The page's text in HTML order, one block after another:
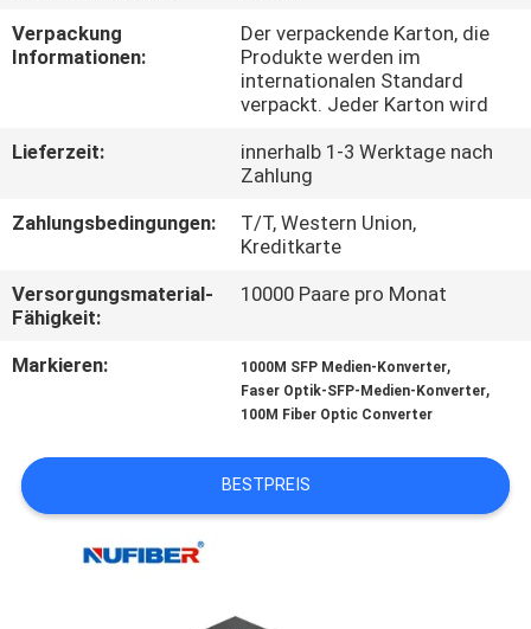
QUALITÄTSKONTROLLE
SIE
UNS
VERBINDUNG
NACHRICHTEN
FORDERN
SIE
ZITAT
Verpackung
Informationen:
Der verpackende Karton, die
Produkte werden im
internationalen Standard
verpackt. Jeder Karton wird
Lieferzeit:
innerhalb 1-3 Werktage nach
Zahlung
Zahlungsbedingungen:
T/T, Western Union,
Kreditkarte
Versorgungsmaterial-
Fähigkeit:
10000 Paare pro Monat
Markieren: 1000M SFP Medien-Konverter,
Faser Optik-SFP-Medien-Konverter,
100M Fiber Optic Converter
BESTPREIS